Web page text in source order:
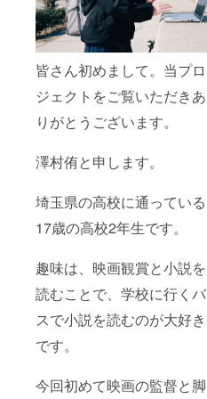
皆さん初めまして。当プロ
ジェクトをご覧いただきあ
りがとうございます。
澤村侑と申します。
埼玉県の高校に通っている
17歳の高校2年生です。
趣味は、映画観賞と小説を
読むことで、学校に行くバ
スで小説を読むのが大好き
です。
今回初めて映画の監督と脚